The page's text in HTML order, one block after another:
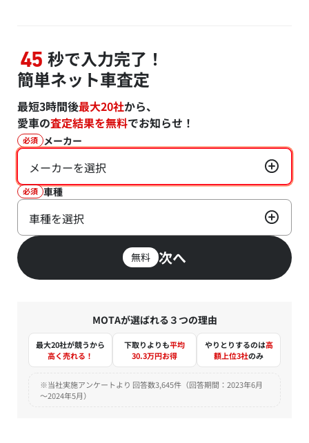
45 秒で入力完了！
簡単ネット車査定
最短3時間後最大20社から、
愛車の査定結果を無料でお知らせ！
必須 メーカー
メーカーを選択
必須 車種
車種を選択
無料 次へ
MOTAが選ばれる３つの理由
最大20社が競うから
高く売れる！
下取りよりも平均
30.3万円お得
やりとりするのは高
額上位3社のみ
※当社実施アンケートより 回答数3,645件（回答期間：2023年6月
～2024年5月）